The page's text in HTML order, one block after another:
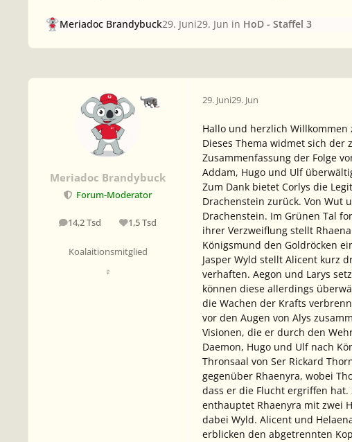
Meriadoc Brandybuck29. Juni29. Jun in HoD - Staffel 3
Meriadoc Brandybuck
Forum-Moderator
14,2 Tsd
Beiträge 1,5 Tsd
Reputation
Koalaitionsmitglied
♀
29. Juni29. Jun
Hallo und herzlich
Dieses Thema widmet sich der
Zusammenfassung der Folge
Addam, Hugo und Ulf
Zum Dank bietet Corlys die
Drachenstein zurück. Von Wut
Drachenstein. Im Grünen Tal
ihrer Verzweiflung stellt
Königsmund den Goldröcken
Jasper Wyld stellt Alicent kurz
verhaften. Aegon und Larys
können diese allerdings
die Wachen der Krafts
vor den Augen von Alys
Visionen, die er durch den
Daemon, Hugo und Ulf nach
Thronsaal von Ser Rickard
gegenüber Rhaenyra, wobei
dass er die Flucht ergriffen
enthauptet Rhaenyra mit zwei
dabei Wyld. Alicent und
erblicken den abgetrennten